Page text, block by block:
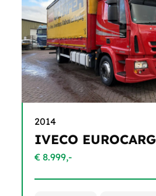
2014
IVECO
€ 8.999,-